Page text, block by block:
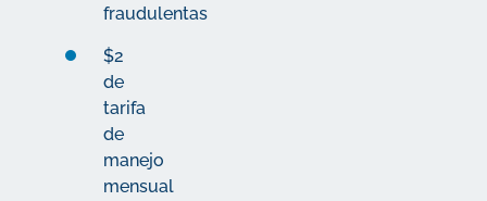
fraudulentas
$2
de
tarifa
de
manejo
mensual